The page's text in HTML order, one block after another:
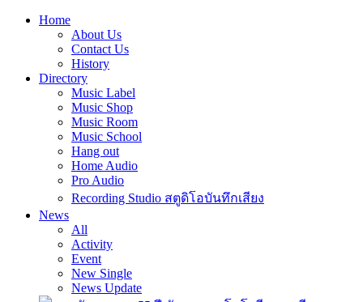
Home
About Us
Contact Us
History
Directory
Music Label
Music Shop
Music Room
Music School
Hang out
Home Audio
Pro Audio
Recording Studio สตูดิโอบันทึกเสียง
News
All
Activity
Event
New Single
News Update